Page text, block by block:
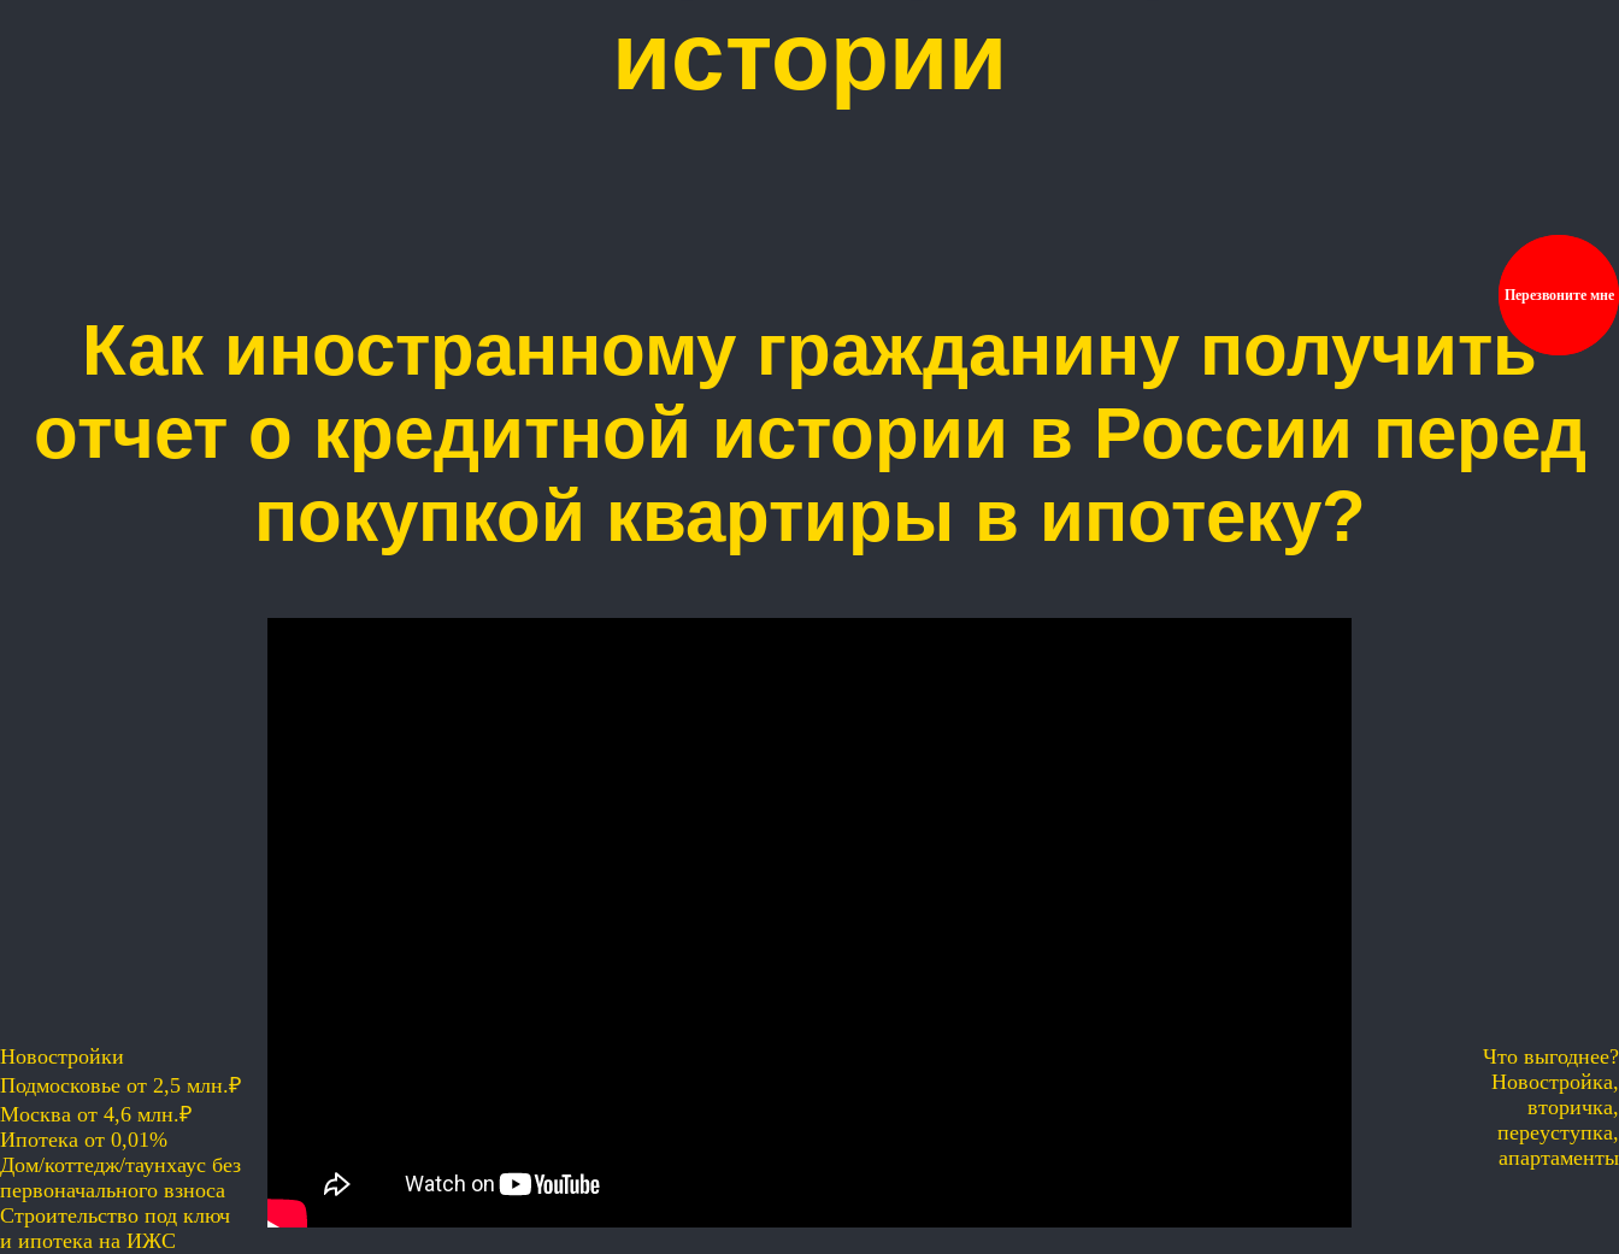
Перезвоните мне
Новостройки
Подмосковье от 2,5 млн.₽
Москва от 4,6 млн.₽
Ипотека от 0,01%
Дом/коттедж/таунхаус без
первоначального взноса
Строительство под ключ
и ипотека на ИЖС
Что выгоднее?
Новостройка,
вторичка,
переуступка,
апартаменты
истории
Как иностранному гражданину получить
отчет о кредитной истории в России перед
покупкой квартиры в ипотеку?